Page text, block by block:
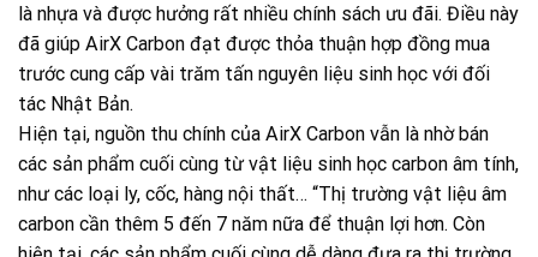
là nhựa và được hưởng rất nhiều chính sách ưu đãi. Điều này
đã giúp AirX Carbon đạt được thỏa thuận hợp đồng mua
trước cung cấp vài trăm tấn nguyên liệu sinh học với đối
tác Nhật Bản.
Hiện tại, nguồn thu chính của AirX Carbon vẫn là nhờ bán
các sản phẩm cuối cùng từ vật liệu sinh học carbon âm tính,
như các loại ly, cốc, hàng nội thất… “Thị trường vật liệu âm
carbon cần thêm 5 đến 7 năm nữa để thuận lợi hơn. Còn